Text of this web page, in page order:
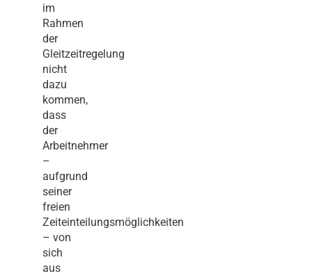
im
Rahmen
der
Gleitzeitregelung
nicht
dazu
kommen,
dass
der
Arbeitnehmer
–
aufgrund
seiner
freien
Zeiteinteilungsmöglichkeiten
– von
sich
aus